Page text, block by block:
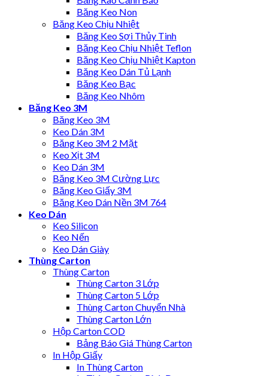
Băng Keo Non
Băng Keo Chịu Nhiệt
Băng Keo Sợi Thủy Tinh
Băng Keo Chịu Nhiệt Teflon
Băng Keo Chịu Nhiệt Kapton
Băng Keo Dán Tủ Lạnh
Băng Keo Bạc
Băng Keo Nhôm
Băng Keo 3M
Băng Keo 3M
Keo Dán 3M
Băng Keo 3M 2 Mặt
Keo Xịt 3M
Keo Dán 3M
Băng Keo 3M Cường Lực
Băng Keo Giấy 3M
Băng Keo Dán Nền 3M 764
Keo Dán
Keo Silicon
Keo Nến
Keo Dán Giày
Thùng Carton
Thùng Carton
Thùng Carton 3 Lớp
Thùng Carton 5 Lớp
Thùng Carton Chuyển Nhà
Thùng Carton Lớn
Hộp Carton COD
Bảng Báo Giá Thùng Carton
In Hộp Giấy
In Thùng Carton